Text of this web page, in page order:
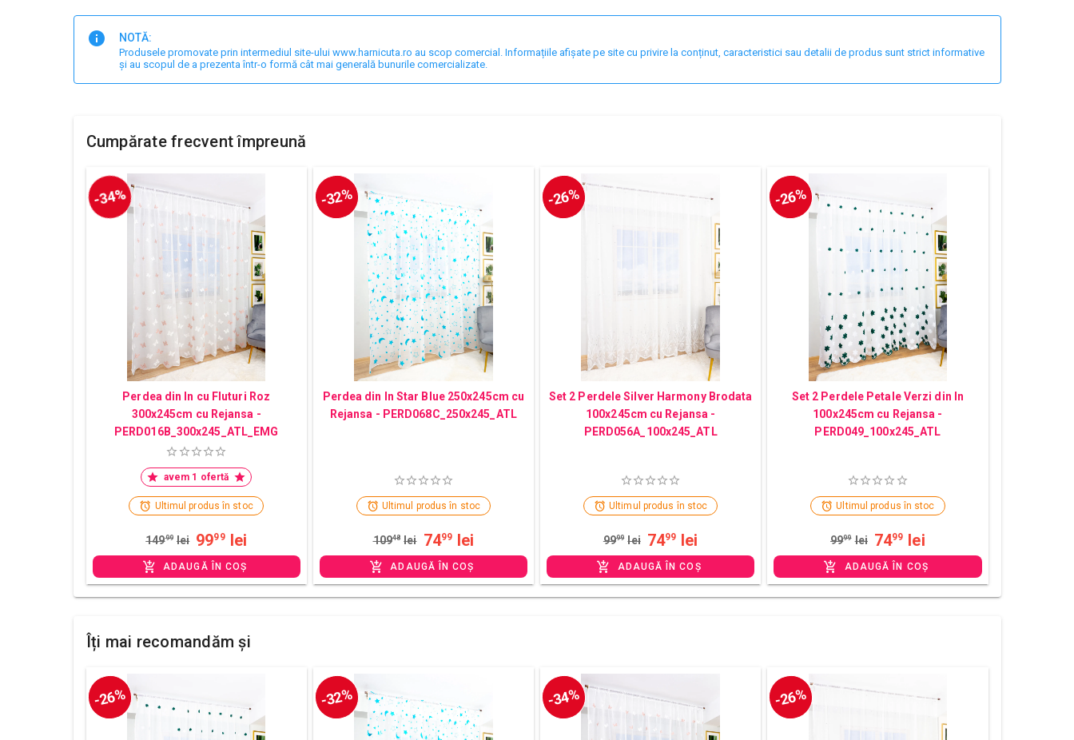
NOTĂ:
Produsele promovate prin intermediul site-ului www.harnicuta.ro au scop comercial. Informațiile afișate pe site cu privire la conținut, caracteristici sau detalii de produs sunt strict informative
și au scopul de a prezenta într-o formă cât mai generală bunurile comercializate.
Cumpărate frecvent împreună
-34%
Perdea din In cu Fluturi Roz
300x245cm cu Rejansa -
PERD016B_300x245_ATL_EMG
avem 1 ofertă
Ultimul produs în stoc
14999 lei 9999 lei
ADAUGĂ ÎN COȘ
-32%
Perdea din In Star Blue 250x245cm cu
Rejansa - PERD068C_250x245_ATL
Ultimul produs în stoc
10948 lei 7499 lei
ADAUGĂ ÎN COȘ
-26%
Set 2 Perdele Silver Harmony Brodata
100x245cm cu Rejansa -
PERD056A_100x245_ATL
Ultimul produs în stoc
9999 lei 7499 lei
ADAUGĂ ÎN COȘ
-26%
Set 2 Perdele Petale Verzi din In
100x245cm cu Rejansa -
PERD049_100x245_ATL
Ultimul produs în stoc
9999 lei 7499 lei
ADAUGĂ ÎN COȘ
Îți mai recomandăm și
-26% -32% -34% -26%